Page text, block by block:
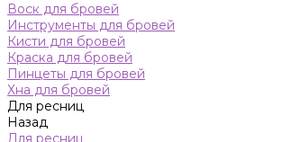
Воск для бровей
Инструменты для бровей
Кисти для бровей
Краска для бровей
Пинцеты для бровей
Хна для бровей
Для ресниц
Назад
Для ресниц